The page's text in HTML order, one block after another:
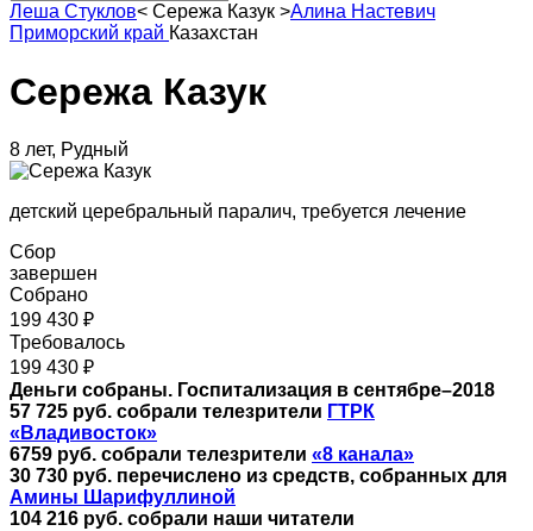
Леша Стуклов< Сережа Казук >Алина Настевич
Приморский край Казахстан
Сережа Казук
8 лет, Рудный
детский церебральный паралич, требуется лечение
Сбор
завершен
Собрано
199 430 ₽
Требовалось
199 430 ₽
Деньги собраны. Госпитализация в сентябре–2018
57 725 руб. собрали телезрители ГТРК
«Владивосток»
6759 руб. собрали телезрители «8 канала»
30 730 руб. перечислено из средств, собранных для
Амины Шарифуллиной
104 216 руб. собрали наши читатели